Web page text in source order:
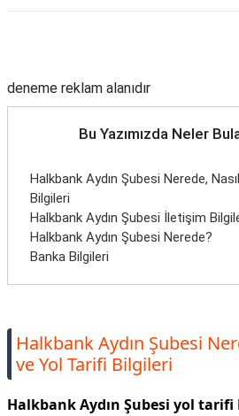
deneme reklam alanıdır
Bu Yazımızda Neler
Halkbank Aydın Şubesi Nerede,
Bilgileri
Halkbank Aydın Şubesi İletişim
Halkbank Aydın Şubesi Nerede?
Banka Bilgileri
Halkbank Aydın Şubesi
ve Yol Tarifi Bilgileri
Halkbank Aydın Şubesi yol tarifi